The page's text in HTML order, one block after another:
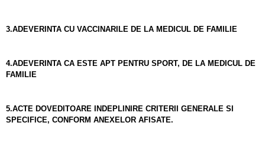
3.ADEVERINTA CU VACCINARILE DE LA MEDICUL DE FAMILIE
4.ADEVERINTA CA ESTE APT PENTRU SPORT, DE LA MEDICUL DE
FAMILIE
5.ACTE DOVEDITOARE INDEPLINIRE CRITERII GENERALE SI
SPECIFICE, CONFORM ANEXELOR AFISATE.